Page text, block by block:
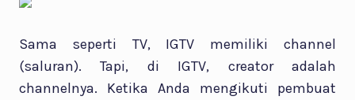
Sama seperti TV, IGTV memiliki channel
(saluran). Tapi, di IGTV, creator adalah
channelnya. Ketika Anda mengikuti pembuat